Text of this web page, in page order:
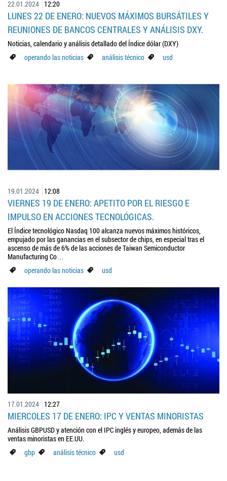
22.01.2024 12:20
LUNES 22 DE ENERO: NUEVOS MÁXIMOS BURSÁTILES Y
REUNIONES DE BANCOS CENTRALES Y ANÁLISIS DXY.
Noticias, calendario y análisis detallado del Índice dólar (DXY)
operando las noticias
análisis técnico usd
19.01.2024 12:08
VIERNES 19 DE ENERO: APETITO POR EL RIESGO E
IMPULSO EN ACCIONES TECNOLÓGICAS.
El Índice tecnológico Nasdaq 100 alcanza nuevos máximos históricos,
empujado por las ganancias en el subsector de chips, en especial tras el
ascenso de más de 6% de las acciones de Taiwan Semiconductor
Manufacturing Co…
operando las noticias
usd
17.01.2024 12:27
MIERCOLES 17 DE ENERO: IPC Y VENTAS MINORISTAS
Análisis GBPUSD y atención con el IPC inglés y europeo, además de las
ventas minoristas en EE.UU.
gbp
análisis técnico usd